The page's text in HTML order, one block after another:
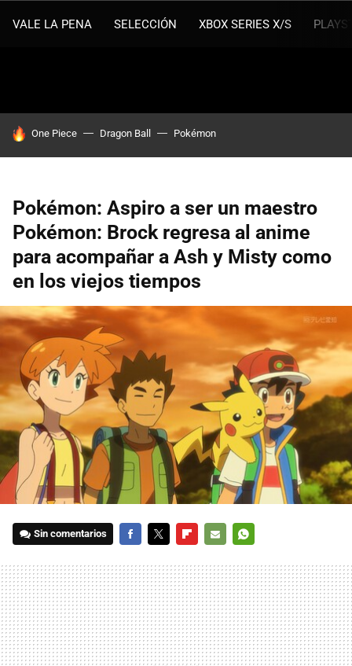
VALE LA PENA SELECCIÓN XBOX SERIES X/S
HOY SE HABLA DE
One Piece Dragon Ball Pokémon
Pokémon: Aspiro a ser un maestro
Pokémon: Brock regresa al anime
para acompañar a Ash y Misty como
en los viejos tiempos
Sin comentarios
MAIL